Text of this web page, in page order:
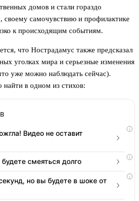
домов и стали гораздо
своему самочувствию и профилактике
к происходящим событиям.
что Нострадамус также предсказал
уголках мира и серьезные изменения
уже можно наблюдать сейчас).
в одном из стихов:
i
Видео не оставит
i
смеяться долго
i
но вы будете в шоке от